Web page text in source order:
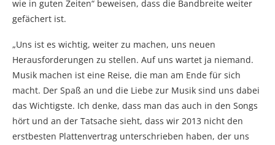
wie in guten Zeiten“ beweisen, dass die Bandbreite weiter
gefächert ist.
„Uns ist es wichtig, weiter zu machen, uns neuen
Herausforderungen zu stellen. Auf uns wartet ja niemand.
Musik machen ist eine Reise, die man am Ende für sich
macht. Der Spaß an und die Liebe zur Musik sind uns dabei
das Wichtigste. Ich denke, dass man das auch in den Songs
hört und an der Tatsache sieht, dass wir 2013 nicht den
erstbesten Plattenvertrag unterschrieben haben, der uns